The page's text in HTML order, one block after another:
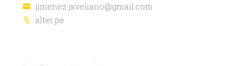
 jimenez.javeliano@gmail.com
 alter.pe